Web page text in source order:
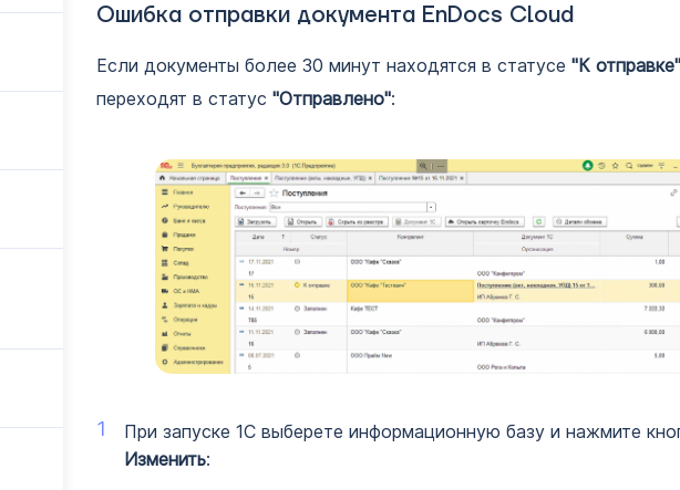
Ошибка отправки документа EnDocs Cloud
Если документы более 30 минут находятся в статусе "К отправке"
переходят в статус "Отправлено":
При запуске 1С выберете информационную базу и нажмите
Изменить: